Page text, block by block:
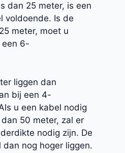
dan 25 meter, is een
voldoende. Is de
meter, moet u
een 6-
liggen dan
bij een 4-
u een kabel nodig
50 meter, zal er
nodig zijn. De
dan nog hoger liggen.